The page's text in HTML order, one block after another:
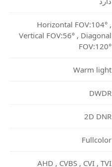
Horizontal FOV:104° ,
Vertical FOV:56° , Diagonal
FOV:120°
Warm light
DWDR
2D DNR
Fullcolor
AHD , CVBS , CVI , TVI